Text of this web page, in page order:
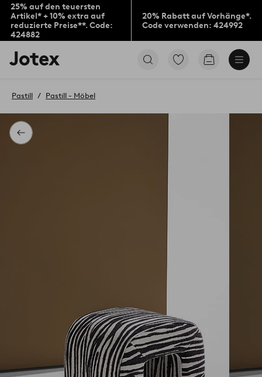
25% auf den teuersten
Artikel* + 10% extra auf
reduzierte Preise**. Code:
424882
20% Rabatt auf Vorhänge*.
Code verwenden: 424992
Jotex-
Logo
Startseite
Zu
Zum
Zurück
Pastill Pastill - Möbel